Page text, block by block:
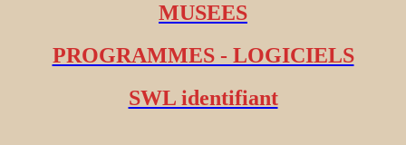
MUSEES
PROGRAMMES - LOGICIELS
SWL identifiant